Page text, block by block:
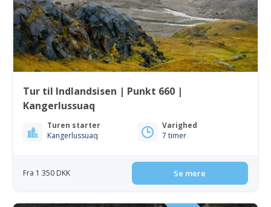
Tur til Indlandsisen | Punkt 660 |
Kangerlussuaq
Turen starter
Kangerlussuaq
Varighed
7 timer
Fra 1 350 DKK Se mere